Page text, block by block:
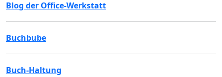
Blog der Office-Werkstatt
Buchbube
Buch-Haltung